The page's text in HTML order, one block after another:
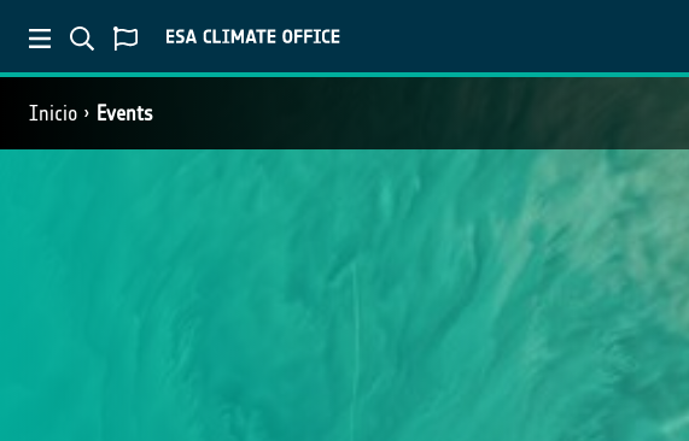
Inicio Events